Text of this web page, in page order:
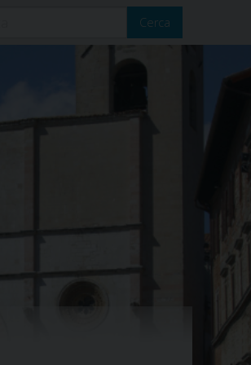
Cerca